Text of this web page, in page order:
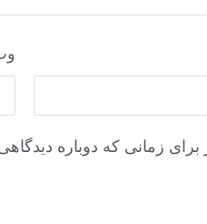
زمانی که دوباره